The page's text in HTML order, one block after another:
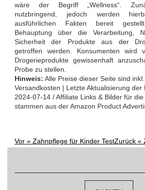
wäre der Begriff „Wellness“.
nutzbringend, jedoch werden
ausführlichen Fakten bereit
Behauptung über die Verarbeitung,
Sicherheit der Produkte aus der
getroffen werden. Konsumenten wird
Drogerieprodukte gewissenhaft
Probe zu stellen.
Hinweis: Alle Preise dieser Seite sind
Versandkosten | Letzte Aktualisierung der
2024-07-14 / Affiliate Links & Bilder für
stammen aus der Amazon Product
navigation
Vor » Zahnpflege für Kinder TestZurück «